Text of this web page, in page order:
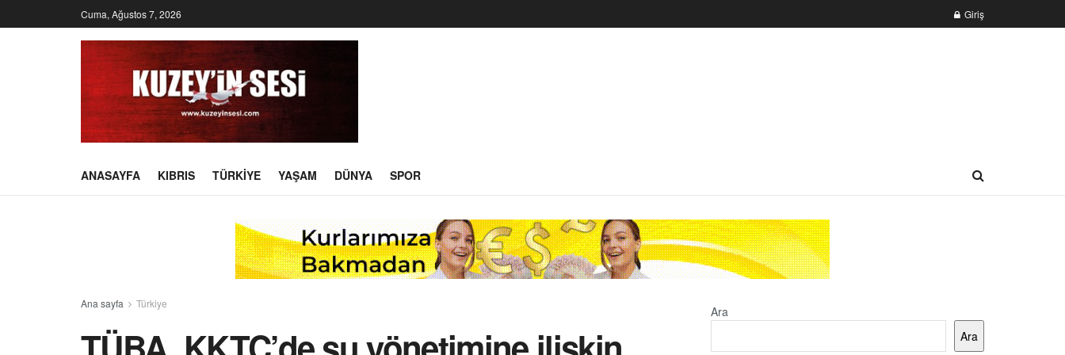
Cuma, Ağustos 7, 2026 Giriş
ANASAYFA KIBRIS TÜRKIYE YAŞAM DÜNYA SPOR
Ana sayfa Türkiye
Ara
Ara